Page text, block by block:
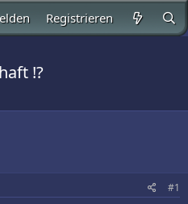
Registrieren
!?
#1